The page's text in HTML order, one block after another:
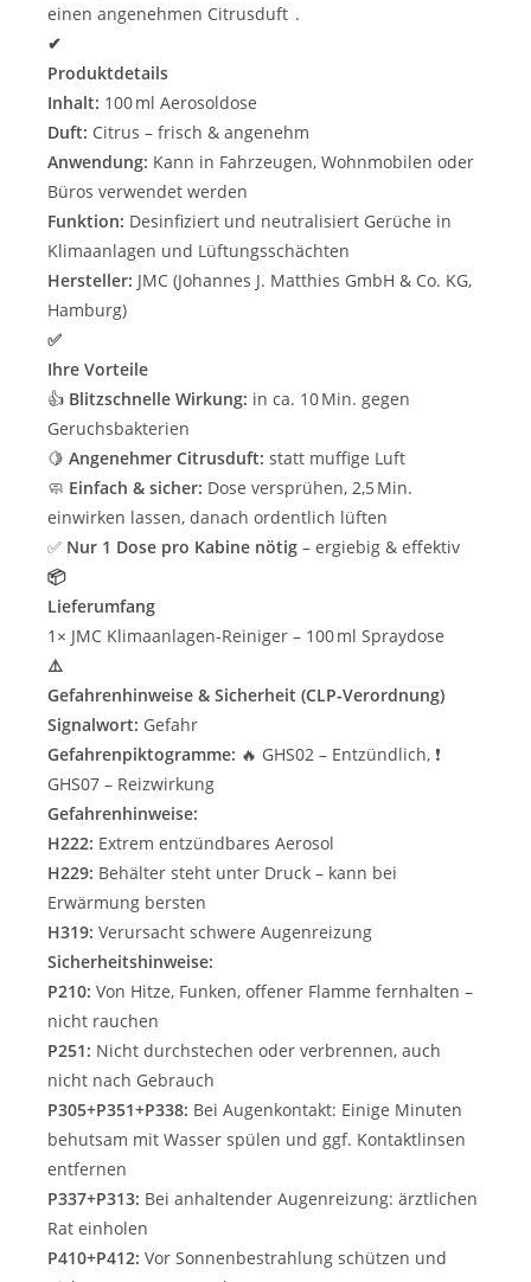
einen angenehmen Citrusduft .
✔
Produktdetails
Inhalt: 100 ml Aerosoldose
Duft: Citrus – frisch & angenehm
Anwendung: Kann in Fahrzeugen, Wohnmobilen oder
Büros verwendet werden
Funktion: Desinfiziert und neutralisiert Gerüche in
Klimaanlagen und Lüftungsschächten
Hersteller: JMC (Johannes J. Matthies GmbH & Co. KG,
Hamburg)
✅
Ihre Vorteile
👍 Blitzschnelle Wirkung: in ca. 10 Min. gegen
Geruchsbakterien
🍋 Angenehmer Citrusduft: statt muffige Luft
🧼 Einfach & sicher: Dose versprühen, 2,5 Min.
einwirken lassen, danach ordentlich lüften
✅ Nur 1 Dose pro Kabine nötig – ergiebig & effektiv
📦
Lieferumfang
1× JMC Klimaanlagen‑Reiniger – 100 ml Spraydose
⚠️
Gefahrenhinweise & Sicherheit (CLP-Verordnung)
Signalwort: Gefahr
Gefahrenpiktogramme: 🔥 GHS02 – Entzündlich, ❗
GHS07 – Reizwirkung
Gefahrenhinweise:
H222: Extrem entzündbares Aerosol
H229: Behälter steht unter Druck – kann bei
Erwärmung bersten
H319: Verursacht schwere Augenreizung
Sicherheitshinweise:
P210: Von Hitze, Funken, offener Flamme fernhalten –
nicht rauchen
P251: Nicht durchstechen oder verbrennen, auch
nicht nach Gebrauch
P305+P351+P338: Bei Augenkontakt: Einige Minuten
behutsam mit Wasser spülen und ggf. Kontaktlinsen
entfernen
P337+P313: Bei anhaltender Augenreizung: ärztlichen
Rat einholen
P410+P412: Vor Sonnenbestrahlung schützen und